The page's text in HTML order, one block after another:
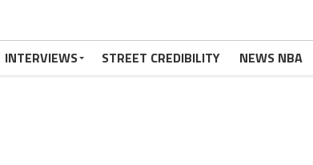
INTERVIEWS STREET CREDIBILITY NEWS NBA